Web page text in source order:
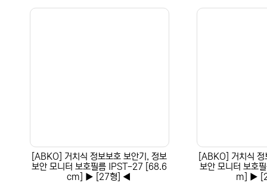
[ABKO] 거치식 정보보호 보안기, 정보
보안 모니터 보호필름 IPST-27 [68.6
cm] ▶ [27형] ◀
[ABKO] 거치식 정
보안 모니터 보호
m] ▶